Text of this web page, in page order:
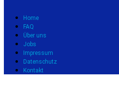
Home
FAQ
Über uns
Jobs
Impressum
Datenschutz
Kontakt